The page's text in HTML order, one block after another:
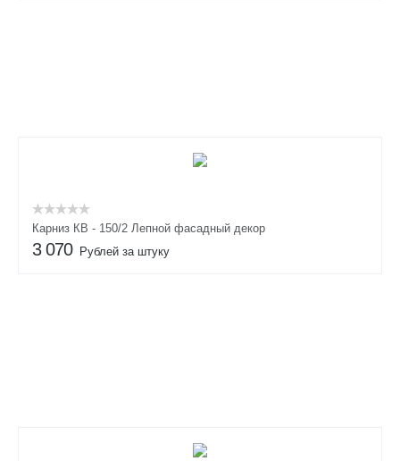
Карниз КВ - 150/2 Лепной фасадный декор
3 070 Рублей за штуку